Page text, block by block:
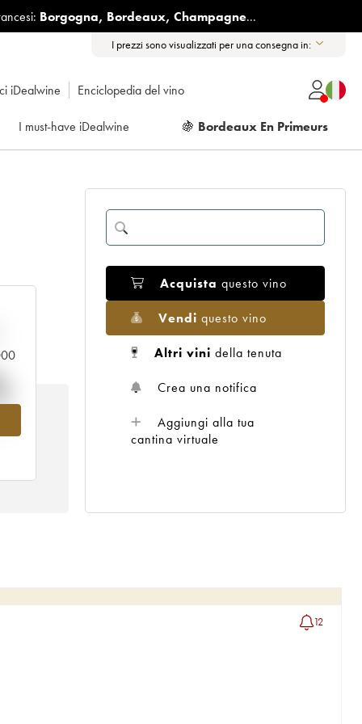
Borgogna, Bordeaux, Champagne...
I prezzi sono visualizzati per una consegna in:
iDealwine Enciclopedia del vino
I must-have iDealwine 🍇 Bordeaux En Primeurs
Acquista questo vino
Vendi questo vino
Altri vini della tenuta
Crea una notifica
Aggiungi alla tua
cantina virtuale
12